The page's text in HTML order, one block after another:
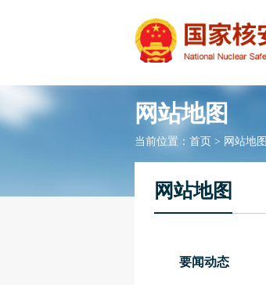
网站地图
当前位置： 首页 > 网站地图
网站地图
要闻动态